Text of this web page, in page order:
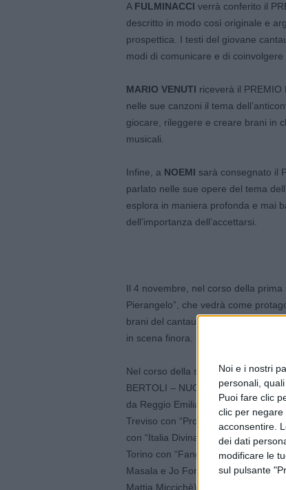
Noi e i nostri
personali,
Puoi fare clic
clic per
acconsentire.
dei dati
modificare le
sul pulsante
A FULMINACCI verrà conferito il
descritto in modo così originale e
prospettica. I testi del giovane
modi di comunicare e di coinvolgere
MARIO VENUTI riceverà il PREMIO
nelle sue canzoni il tema
giocare, rileggere e creare brani in
musicali.
Infine, a NOEMI sarà consegnato il
parlato nelle sue opere del tema
esplora in maniera profonda e mai
dell’importanza dell’accettarsi.
Il 4 novembre, nel corso della
Pierangelo”, che vedrà come
brani del cantautore sassolese
in scena finora.
Nel corso della stessa serata si
BERTOLI – NUOVI CANTAUTORI
da Reggio Emilia con il brano
Treviso con “Proiettile Bambolina”
con “Italia Divina Commedia” e la
Torino con “Fango” e la cover “Due
Masala e Jo Foresta) da Savona
Mattia Miccichè) da Palermo con il